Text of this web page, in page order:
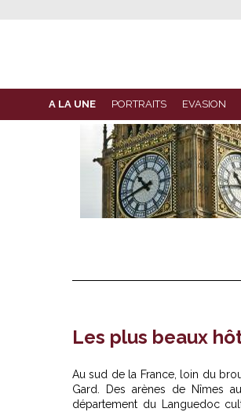
A LA UNE PORTRAITS EVASION
Les plus beaux
Au sud de la France, loin du
Gard. Des arènes de Nîmes
département du Languedoc